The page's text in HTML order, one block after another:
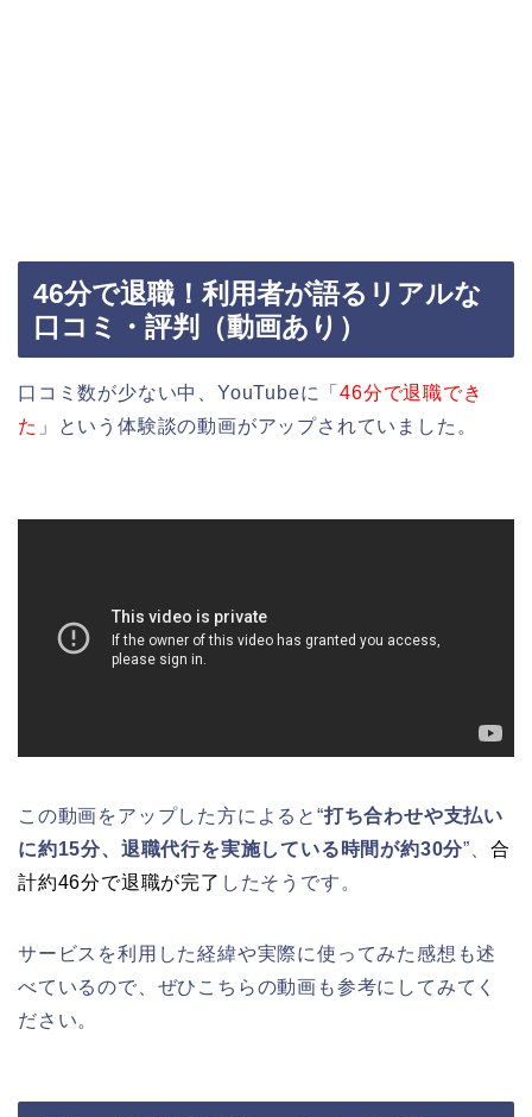
46分で退職！利用者が語るリアルな
口コミ・評判（動画あり）
口コミ数が少ない中、YouTubeに「46分で退職でき
た 」という体験談の動画がアップされていました。
この動画をアップした方によると“打ち合わせや支払い
に約15分、退職代行を実施している時間が約30分”、 合
計約46分で退職が完了 したそうです。
サービスを利用した経緯や実際に使ってみた感想も述
べているので、ぜひこちらの動画も参考にしてみてく
ださい。